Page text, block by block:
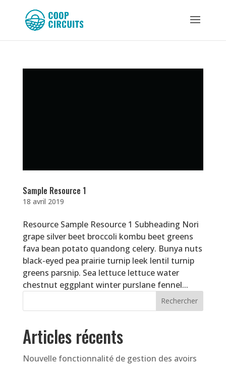
Sample Resource 1
18 avril 2019
Resource Sample Resource 1 Subheading Nori
grape silver beet broccoli kombu beet greens
fava bean potato quandong celery. Bunya nuts
black-eyed pea prairie turnip leek lentil turnip
greens parsnip. Sea lettuce lettuce water
chestnut eggplant winter purslane fennel...
Articles récents
Nouvelle fonctionnalité de gestion des avoirs